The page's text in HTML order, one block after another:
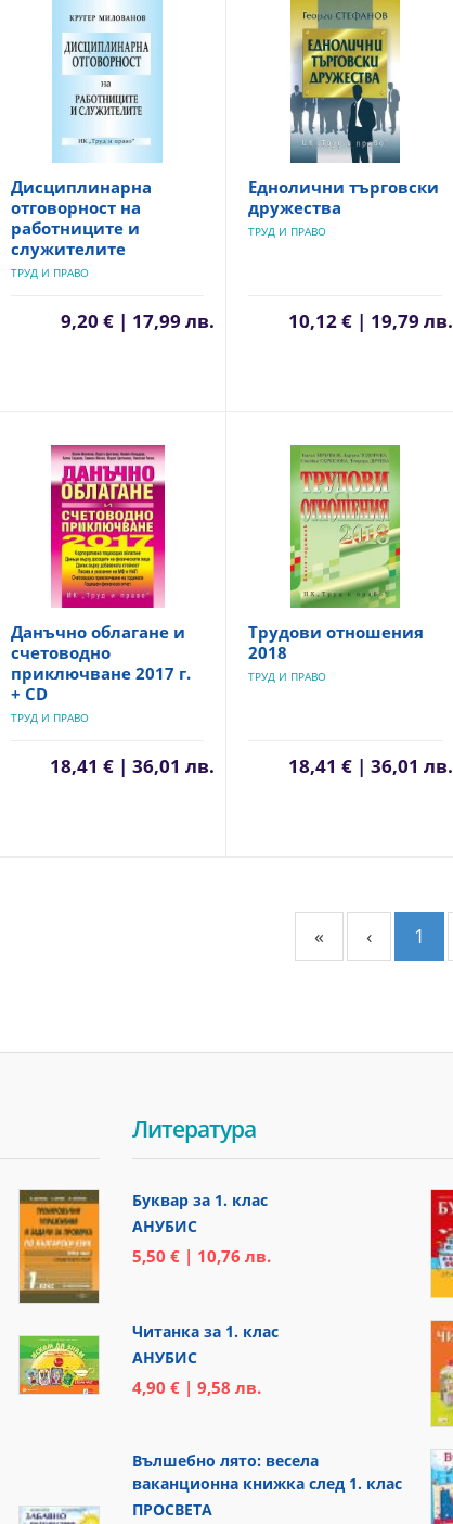
Дисциплинарна
отговорност на
работниците и
служителите
ТРУД И ПРАВО
9,20 € | 17,99 лв.
Еднолични търговски
дружества
ТРУД И ПРАВО
10,12 € | 19,79 лв.
Данъчно облагане и
счетоводно
приключване 2017 г.
+ CD
ТРУД И ПРАВО
18,41 € | 36,01 лв.
Трудови отношения
2018
ТРУД И ПРАВО
18,41 € | 36,01 лв.
« ‹ 1
Литература
Буквар за 1. клас
АНУБИС
5,50 € | 10,76 лв.
Читанка за 1. клас
АНУБИС
4,90 € | 9,58 лв.
Вълшебно лято: весела
ваканционна книжка след 1. клас
ПРОСВЕТА